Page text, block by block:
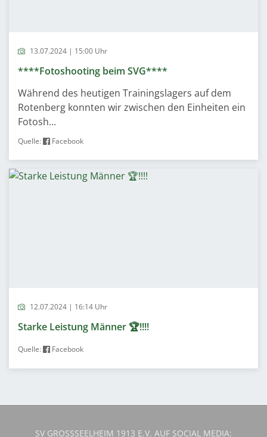
13.07.2024 | 15:00 Uhr
****Fotoshooting beim SVG****
Während des heutigen Trainingslagers auf dem
Rotenberg konnten wir zwischen den Einheiten ein
Fotosh...
Quelle: Facebook
12.07.2024 | 16:14 Uhr
Starke Leistung Männer 🏆!!!!
Quelle: Facebook
SV GROSSSEELHEIM 1913 E.V. AUF SOCIAL MEDIA: